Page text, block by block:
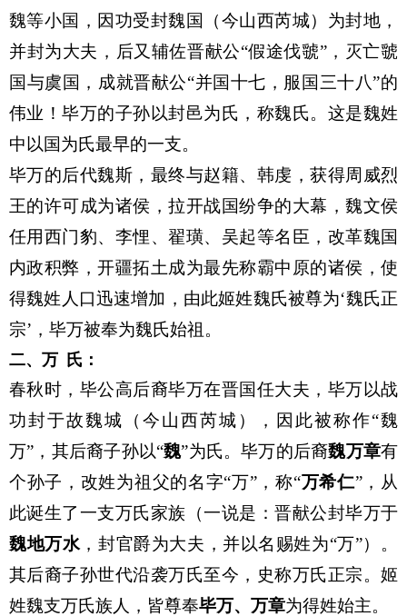
魏等小国，因功受封魏国
（今山西芮城） 为封地，
并封为大夫，后又辅佐晋献公“假途伐虢”，灭亡虢
国与虞国，成就晋献公“并国十七，服国三十八”的
伟业！毕万的子孙以封邑为氏，称魏氏。这是魏姓
中以国为氏最早的一支。
毕万的后代魏斯，最终与赵籍、韩虔，获得周威烈
王的许可成为诸侯，拉开战国纷争的大幕，魏文侯
任用西门豹、李悝、翟璜、吴起等名臣，改革魏国
内政积弊，开疆拓土成为最先称霸中原的诸侯，使
得魏姓人口迅速增加，由此姬姓魏氏被尊为‘魏氏正
宗’，毕万被奉为魏氏始祖。
二、万 氏 ：
春秋时，毕公高后裔毕万在晋国任大夫，毕万以战
功封于故魏城（今山西芮城），因此被称作“魏
万”，其后裔子孙以“魏”为氏。毕万的后裔魏万章有
个孙子，改姓为祖父的名字“万”，称“万希仁”，从
此诞生了一支万氏家族（一说是：晋献公封毕万于
魏地万水，封官爵为大夫，并以名赐姓为“万”）。
其后裔子孙世代沿袭万氏至今，史称万氏正宗。姬
姓魏支万氏族人，皆尊奉毕万、万章为得姓始主。